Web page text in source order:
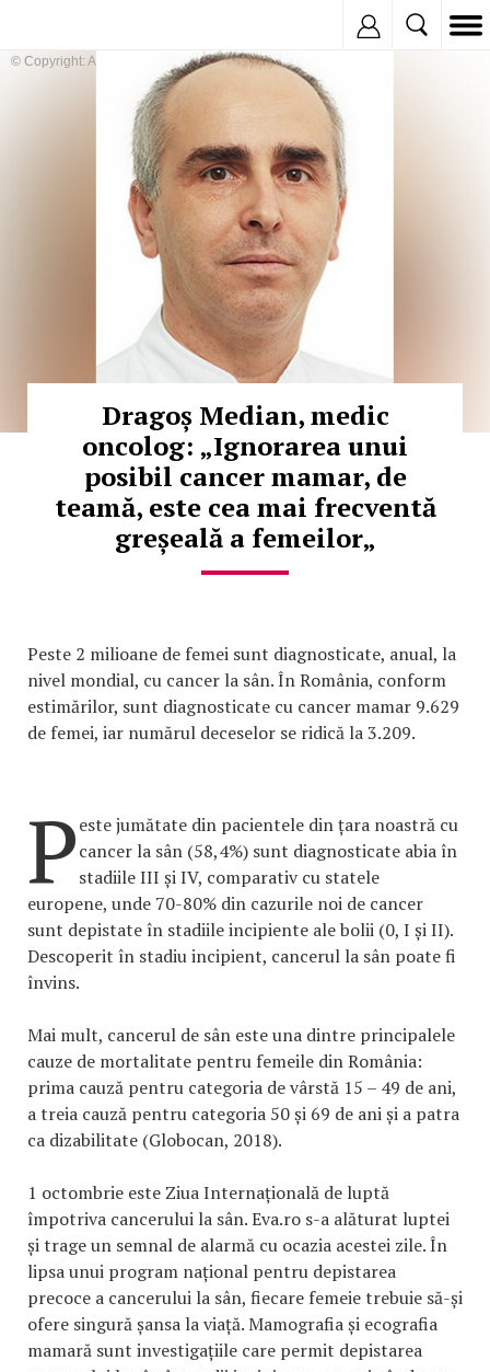
© Copyright: Arhivă personala
Dragoș Median, medic
oncolog: „Ignorarea unui
posibil cancer mamar, de
teamă, este cea mai frecventă
greșeală a femeilor„
Peste 2 milioane de femei sunt diagnosticate, anual, la
nivel mondial, cu cancer la sân. În România, conform
estimărilor, sunt diagnosticate cu cancer mamar 9.629
de femei, iar numărul deceselor se ridică la 3.209.
Peste jumătate din pacientele din țara noastră cu
cancer la sân (58,4%) sunt diagnosticate abia în
stadiile III și IV, comparativ cu statele
europene, unde 70-80% din cazurile noi de cancer
sunt depistate în stadiile incipiente ale bolii (0, I și II).
Descoperit în stadiu incipient, cancerul la sân poate fi
învins.
Mai mult, cancerul de sân este una dintre principalele
cauze de mortalitate pentru femeile din România:
prima cauză pentru categoria de vârstă 15 – 49 de ani,
a treia cauză pentru categoria 50 și 69 de ani și a patra
ca dizabilitate (Globocan, 2018).
1 octombrie este Ziua Internațională de luptă
împotriva cancerului la sân. Eva.ro s-a alăturat luptei
și trage un semnal de alarmă cu ocazia acestei zile. În
lipsa unui program național pentru depistarea
precoce a cancerului la sân, fiecare femeie trebuie să-și
ofere singură șansa la viață. Mamografia și ecografia
mamară sunt investigațiile care permit depistarea